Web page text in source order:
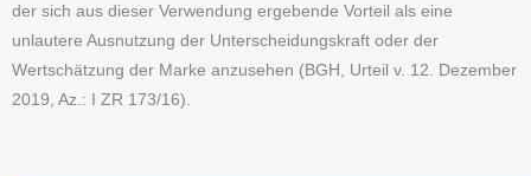
der sich aus dieser Verwendung ergebende Vorteil als eine
unlautere Ausnutzung der Unterscheidungskraft oder der
Wertschätzung der Marke anzusehen (BGH, Urteil v. 12. Dezember
2019, Az.: I ZR 173/16).